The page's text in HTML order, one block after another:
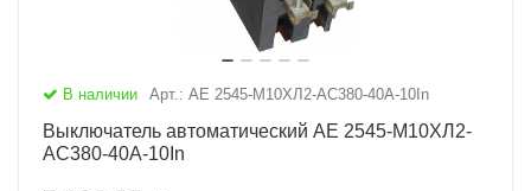
В наличии Арт.: АЕ 2545-М10ХЛ2-AC380-40А-10In
Выключатель автоматический АЕ 2545-М10ХЛ2-
AC380-40А-10In